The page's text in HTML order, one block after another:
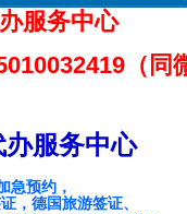
服务中心中智
（同
服务中心
急预约，
，德国旅游签证、